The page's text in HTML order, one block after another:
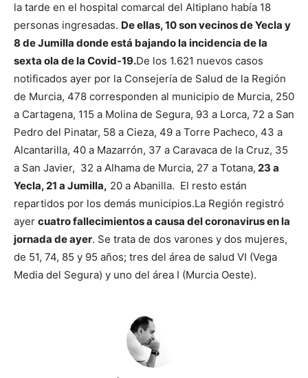
la tarde en el hospital comarcal del Altiplano había 18
personas ingresadas. De ellas, 10 son vecinos de Yecla y
8 de Jumilla donde está bajando la incidencia de la
sexta ola de la Covid-19.De los 1.621 nuevos casos
notificados ayer por la Consejería de Salud de la Región
de Murcia, 478 corresponden al municipio de Murcia, 250
a Cartagena, 115 a Molina de Segura, 93 a Lorca, 72 a San
Pedro del Pinatar, 58 a Cieza, 49 a Torre Pacheco, 43 a
Alcantarilla, 40 a Mazarrón, 37 a Caravaca de la Cruz, 35
a San Javier, 32 a Alhama de Murcia, 27 a Totana, 23 a
Yecla, 21 a Jumilla, 20 a Abanilla. El resto están
repartidos por los demás municipios.La Región registró
ayer cuatro fallecimientos a causa del coronavirus en la
jornada de ayer. Se trata de dos varones y dos mujeres,
de 51, 74, 85 y 95 años; tres del área de salud VI (Vega
Media del Segura) y uno del área I (Murcia Oeste).